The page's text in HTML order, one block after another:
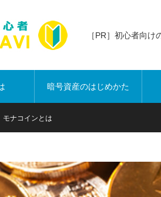
［PR］初心者向
暗号資産のはじめかた
モナコインとは